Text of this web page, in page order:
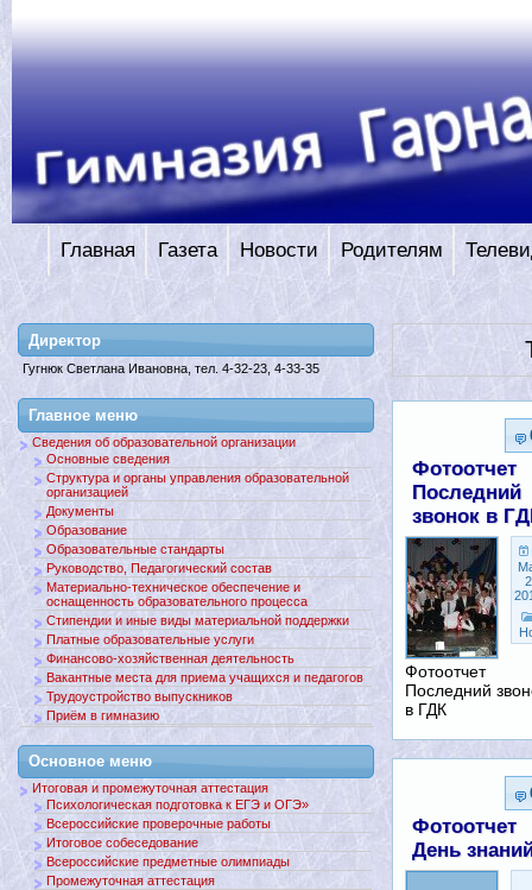
Главная Газета Новости Родителям
Фотоотчет
Последний
звонок в
Фотоотчет
Последний
в ГДК
Фотоотчет
День
Директор
Гугнюк Светлана Ивановна, тел. 4-32-23, 4-33-35
Главное меню
Сведения об образовательной организации
Основные сведения
Структура и органы управления образовательной
организацией
Документы
Образование
Образовательные стандарты
Руководство, Педагогический состав
Материально-техническое обеспечение и
оснащенность образовательного процесса
Стипендии и иные виды материальной поддержки
Платные образовательные услуги
Финансово-хозяйственная деятельность
Вакантные места для приема учащихся и педагогов
Трудоустройство выпускников
Приём в гимназию
Основное меню
Итоговая и промежуточная аттестация
Психологическая подготовка к ЕГЭ и ОГЭ»
Всероссийские проверочные работы
Итоговое собеседование
Всероссийские предметные олимпиады
Промежуточная аттестация